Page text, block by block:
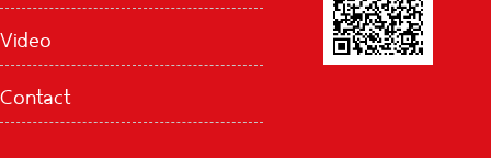
Video
Contact